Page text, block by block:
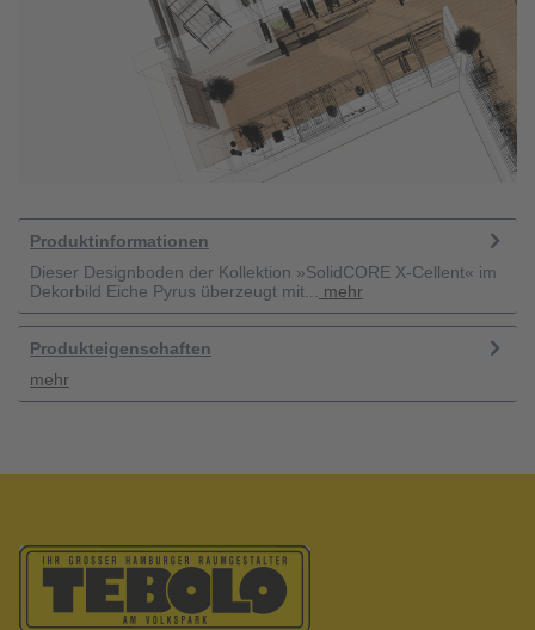
Produktinformationen
Dieser Designboden der Kollektion »SolidCORE X-Cellent« im
Dekorbild Eiche Pyrus überzeugt mit...
mehr
Produkteigenschaften
mehr